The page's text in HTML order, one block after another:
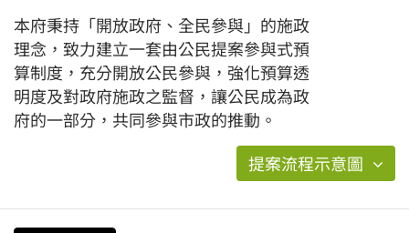
本府秉持「開放政府、全民參與」的施政
理念，致力建立一套由公民提案參與式預
算制度，充分開放公民參與，強化預算透
明度及對政府施政之監督，讓公民成為政
府的一部分，共同參與市政的推動。
提案流程示意圖